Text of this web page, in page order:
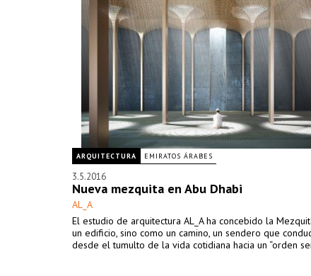
ARQUITECTURA EMIRATOS ÁRABES
3.5.2016
Nueva mezquita en Abu Dhabi
AL_A
El estudio de arquitectura AL_A ​ha concebido la
un edificio, sino como un camino, un sendero que
desde el tumulto de la vida cotidiana hacia un “orden